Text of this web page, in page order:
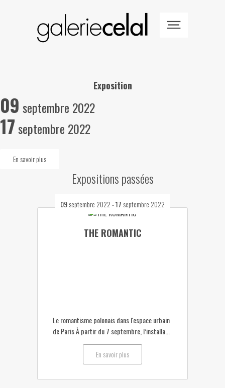
Exposition
09 septembre 2022
17septembre 2022
En savoir plus
Expositions passées
09septembre 2022-17 septembre 2022
THE ROMANTIC
Le romantisme polonais dans l'espace urbain
de Paris À partir du 7 septembre, l’installa...
En savoir plus